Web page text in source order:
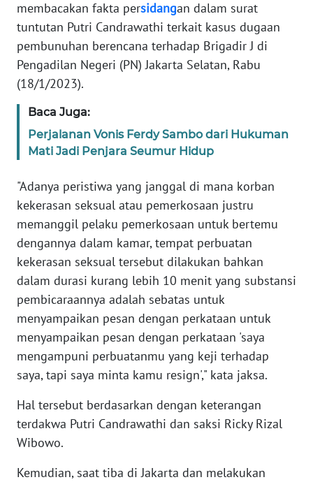
membacakan fakta persidangan dalam surat
tuntutan Putri Candrawathi terkait kasus dugaan
pembunuhan berencana terhadap Brigadir J di
Pengadilan Negeri (PN) Jakarta Selatan, Rabu
(18/1/2023).
Baca Juga:
Perjalanan Vonis Ferdy Sambo dari Hukuman
Mati Jadi Penjara Seumur Hidup
"Adanya peristiwa yang janggal di mana korban
kekerasan seksual atau pemerkosaan justru
memanggil pelaku pemerkosaan untuk bertemu
dengannya dalam kamar, tempat perbuatan
kekerasan seksual tersebut dilakukan bahkan
dalam durasi kurang lebih 10 menit yang substansi
pembicaraannya adalah sebatas untuk
menyampaikan pesan dengan perkataan untuk
menyampaikan pesan dengan perkataan 'saya
mengampuni perbuatanmu yang keji terhadap
saya, tapi saya minta kamu resign'," kata jaksa.
Hal tersebut berdasarkan dengan keterangan
terdakwa Putri Candrawathi dan saksi Ricky Rizal
Wibowo.
Kemudian, saat tiba di Jakarta dan melakukan
KONTAK
KAMI
INFO
IKLAN
TENTANG
KAMI
MEDIA
KARIR
DISCLAIMER
Wahana
News
Regional
WN
SUMUT
JAKARTA